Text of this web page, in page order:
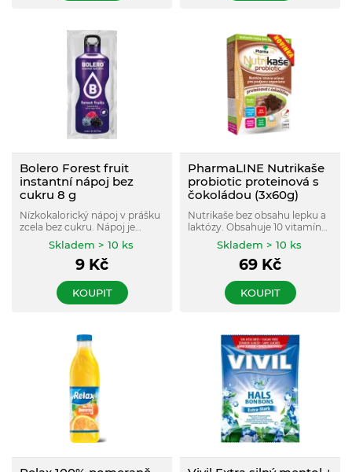
Bolero Forest fruit
instantní nápoj bez
cukru 8 g
Nízkokalorický nápoj v prášku
zcela bez cukru. Nápoj je
slazen Stévií místo klasického
cukru a navíc obohacen
vitamínem C.
Skladem > 10 ks
9 Kč
KOUPIT
PharmaLINE Nutrikaše
probiotic proteinová s
čokoládou (3x60g)
Nutrikaše bez obsahu lepku a
laktózy. Obsahuje 10 vitamínů
a minerálních prvků,
probiotické kultury Bacillus
coagulans, vysoký obsah
Skladem > 10 ks
69 Kč
KOUPIT